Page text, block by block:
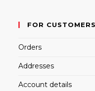
FOR CUSTOMERS
Orders
Addresses
Account details